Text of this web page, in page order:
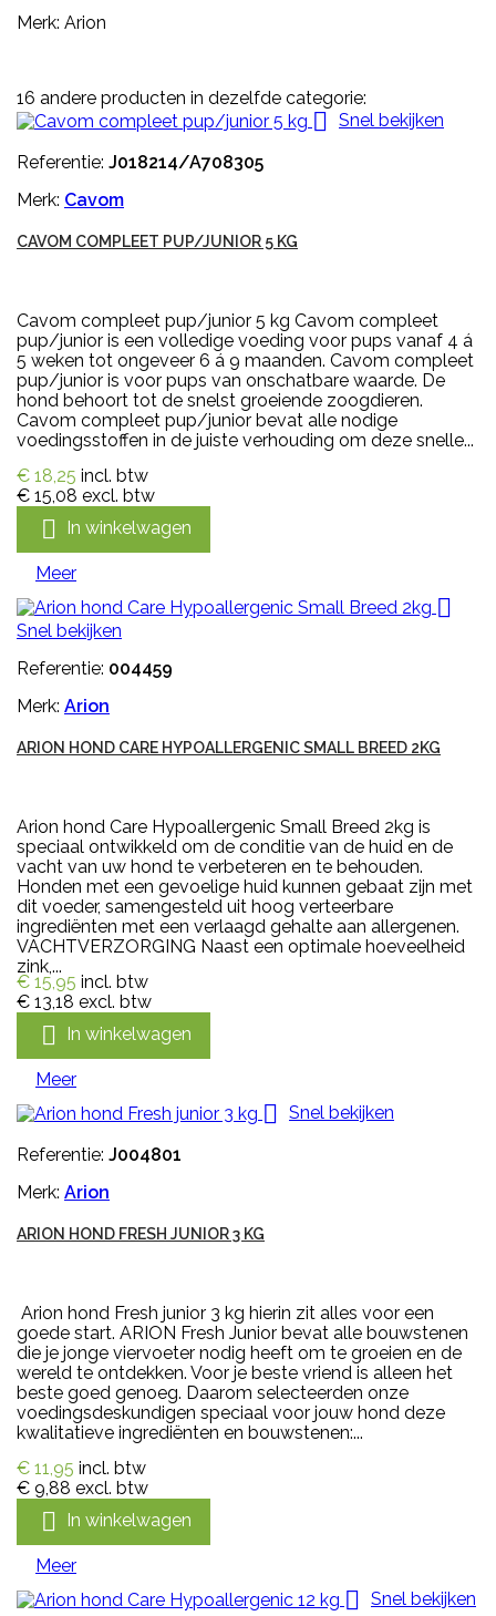
Merk: Arion
16 andere producten in dezelfde categorie:
 Snel bekijken
Referentie: J018214/A708305
Merk: Cavom
CAVOM COMPLEET PUP/JUNIOR 5 KG
Cavom compleet pup/junior 5 kg Cavom compleet
pup/junior is een volledige voeding voor pups vanaf 4 á
5 weken tot ongeveer 6 á 9 maanden. Cavom compleet
pup/junior is voor pups van onschatbare waarde. De
hond behoort tot de snelst groeiende zoogdieren.
Cavom compleet pup/junior bevat alle nodige
voedingsstoffen in de juiste verhouding om deze snelle...
€ 18,25 incl. btw
€ 15,08 excl. btw
 In winkelwagen
Meer

Snel bekijken
Referentie: 004459
Merk: Arion
ARION HOND CARE HYPOALLERGENIC SMALL BREED 2KG
Arion hond Care Hypoallergenic Small Breed 2kg is
speciaal ontwikkeld om de conditie van de huid en de
vacht van uw hond te verbeteren en te behouden.
Honden met een gevoelige huid kunnen gebaat zijn met
dit voeder, samengesteld uit hoog verteerbare
ingrediënten met een verlaagd gehalte aan allergenen.
VACHTVERZORGING Naast een optimale hoeveelheid
zink,...
€ 15,95 incl. btw
€ 13,18 excl. btw
 In winkelwagen
Meer
 Snel bekijken
Referentie: J004801
Merk: Arion
ARION HOND FRESH JUNIOR 3 KG
Arion hond Fresh junior 3 kg hierin zit alles voor een
goede start. ARION Fresh Junior bevat alle bouwstenen
die je jonge viervoeter nodig heeft om te groeien en de
wereld te ontdekken. Voor je beste vriend is alleen het
beste goed genoeg. Daarom selecteerden onze
voedingsdeskundigen speciaal voor jouw hond deze
kwalitatieve ingrediënten en bouwstenen:...
€ 11,95 incl. btw
€ 9,88 excl. btw
 In winkelwagen
Meer
 Snel bekijken